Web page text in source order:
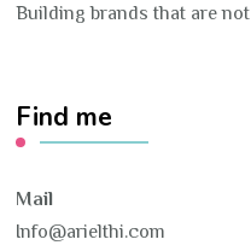
Building brands that are
Find me
Mail
Info@arielthi.com